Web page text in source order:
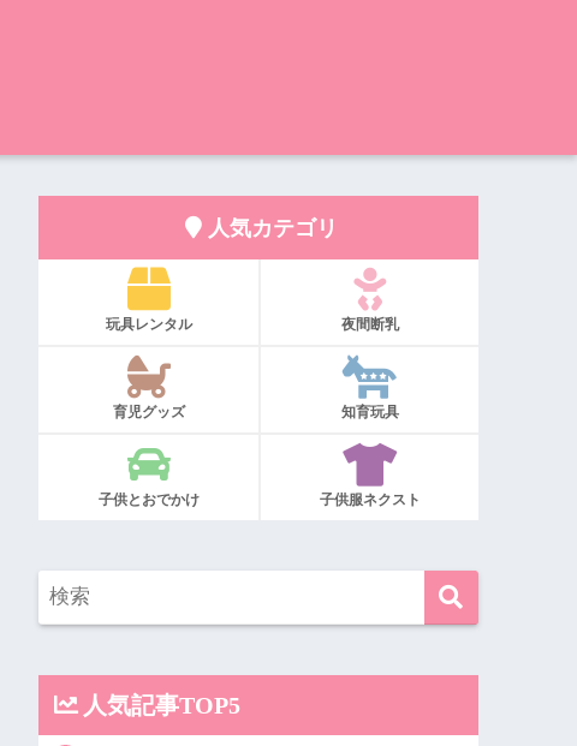
人気カテゴリ
玩具レンタル 夜間断乳
育児グッズ 知育玩具
子供とおでかけ 子供服ネクスト
人気記事TOP5